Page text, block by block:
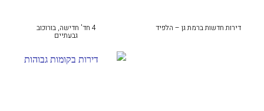
דירות חדשות ברמת גן – הלפיד 4 חד' חדישה, בורוכוב
גבעתיים